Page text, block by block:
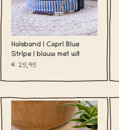
Halsband | Capri Blue
Stripe | blauw met wit
streepje
€25,95